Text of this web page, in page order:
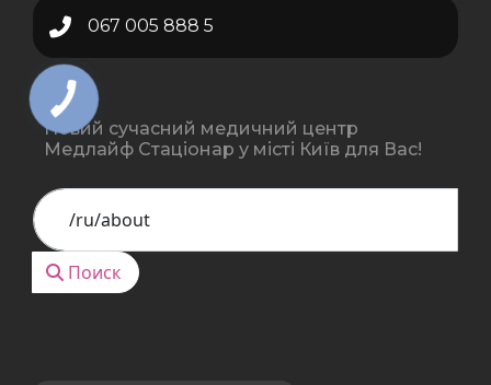
067 005 888 5
Новий сучасний медичний центр
Медлайф Стаціонар у місті Київ для Вас!
Поиск
Поиск